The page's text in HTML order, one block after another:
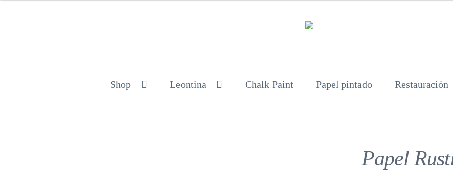
Shop Leontina Chalk Paint Papel pintado Restauración
Papel